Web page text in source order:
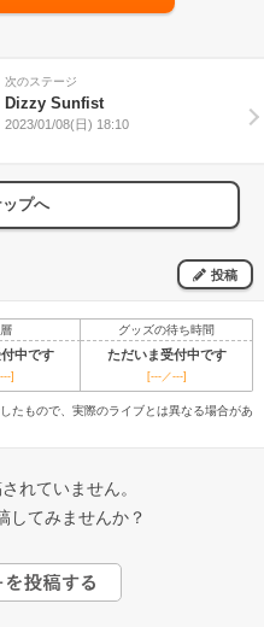
次のステージ
Dizzy Sunfist
2023/01/08(日) 18:10
プへ
投稿
グッズの待ち時間
中です ただいま受付中です
] [---／---]
たもので、実際のライブとは異なる場合があ
れていません。
してみませんか？